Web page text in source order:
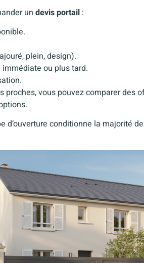
un devis portail :
plein, design).
ou plus tard.
proches, vous pouvez comparer des
d’ouverture conditionne la majorité